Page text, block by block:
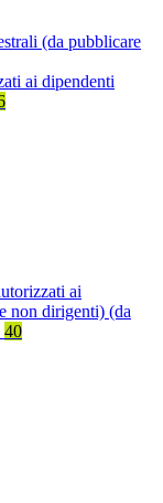
(da pubblicare
ai dipendenti
ai
non dirigenti) (da
40